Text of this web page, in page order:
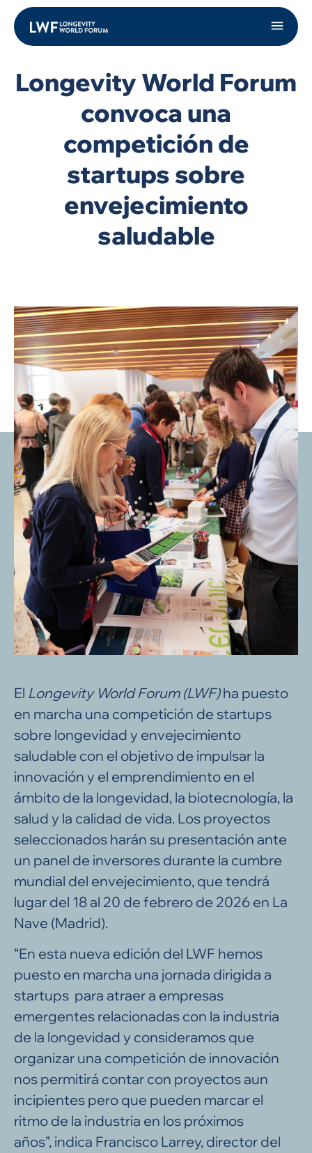
Longevity World Forum
convoca una
competición de
startups sobre
envejecimiento
saludable
El Longevity World Forum (LWF)ha puesto
en marcha una competición de startups
sobre longevidad y envejecimiento
saludable con el objetivo de impulsar la
innovación y el emprendimiento en el
ámbito de la longevidad, la biotecnología, la
salud y la calidad de vida. Los proyectos
seleccionados harán su presentación ante
un panel de inversores durante la cumbre
mundial del envejecimiento, que tendrá
lugar del 18 al 20 de febrero de 2026 en La
Nave (Madrid).
“En esta nueva edición del LWF hemos
puesto en marcha una jornada dirigida a
startups para atraer a empresas
emergentes relacionadas con la industria
de la longevidad y consideramos que
organizar una competición de innovación
nos permitirá contar con proyectos aun
incipientes pero que pueden marcar el
ritmo de la industria en los próximos
años”, indica Francisco Larrey, director del